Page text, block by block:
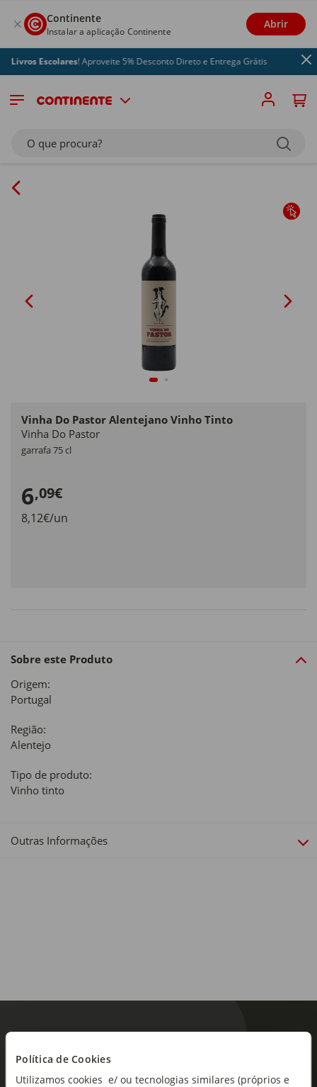
Política de Cookies
Utilizamos cookies e/ ou tecnologias similares (próprios e
Continente
Instalar a aplicação Continente
Abrir
Livros Escolares! Aproveite 5% Desconto Direto e Entrega Grátis
O que procura?
Vinha Do Pastor Alentejano Vinho Tinto
Vinha Do Pastor
garrafa 75 cl
6,09€
8,12€/un
Sobre este Produto
Origem:
Portugal
Região:
Alentejo
Tipo de produto:
Vinho tinto
Outras Informações